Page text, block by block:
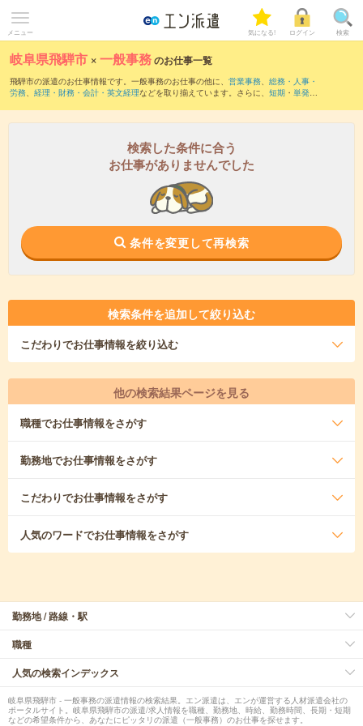
メニュー 気になる! ログイン 検索
岐阜県飛騨市 ×一般事務のお仕事一覧
飛騨市の派遣のお仕事情報です。一般事務のお仕事の他に、 営業事務、 総務・人事・
労務、 経理・財務・会計・英文経理などを取り揃えています。さらに、 短期 ・ 単発な
検索した条件に合う
お仕事がありませんでした
条件を変更して再検索
検索条件を追加して絞り込む
こだわりでお仕事情報を絞り込む
他の検索結果ページを見る
職種でお仕事情報をさがす
勤務地でお仕事情報をさがす
こだわりでお仕事情報をさがす
人気のワードでお仕事情報をさがす
勤務地 / 路線・駅
職種
人気の検索インデックス
岐阜県飛騨市 - 一般事務の派遣情報の検索結果。エン派遣は、エンが運営する人材派遣会社の
ポータルサイト。岐阜県飛騨市の派遣/求人情報を職種、勤務地、時給、勤務時間、長期・短期
などの希望条件から、あなたにピッタリの派遣（一般事務）のお仕事を探せます。